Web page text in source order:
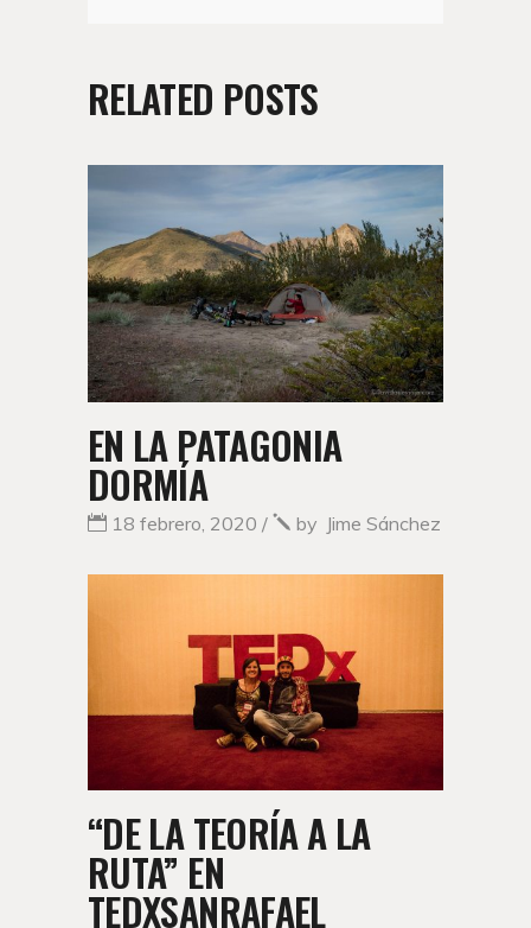
RELATED POSTS
EN LA PATAGONIA
DORMÍA
18 febrero, 2020 by Jime Sánchez
“DE LA TEORÍA A LA
RUTA” EN
TEDXSANRAFAEL